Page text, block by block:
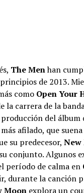
The Menhan
de 2013.
como Open Your
la carrera de la
del álbum
afilado, que
su predecesor, New
conjunto. Algunos
período de calma en
durante la canción
Moon explora un